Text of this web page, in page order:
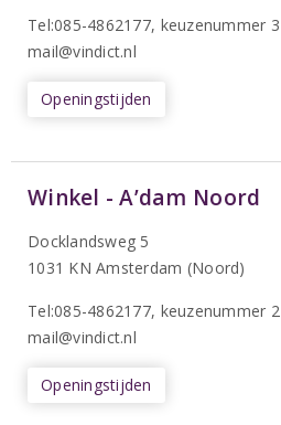
Tel:085-4862177, keuzenummer 3
mail@vindict.nl
Openingstijden
Winkel - A’dam Noord
Docklandsweg 5
1031 KN Amsterdam (Noord)
Tel:085-4862177, keuzenummer 2
mail@vindict.nl
Openingstijden